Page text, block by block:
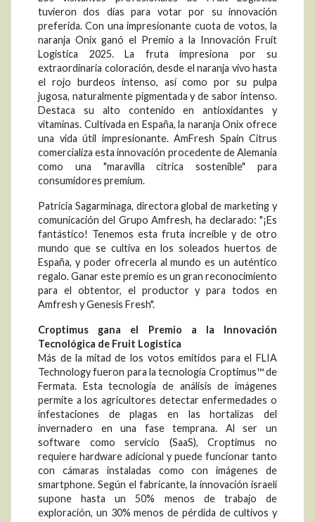
tuvieron dos días para votar por su innovación
preferida. Con una impresionante cuota de votos, la
naranja Onix ganó el Premio a la Innovación Fruit
Logistica 2025. La fruta impresiona por su
extraordinaria coloración, desde el naranja vivo hasta
el rojo burdeos intenso, así como por su pulpa
jugosa, naturalmente pigmentada y de sabor intenso.
Destaca su alto contenido en antioxidantes y
vitaminas. Cultivada en España, la naranja Onix ofrece
una vida útil impresionante. AmFresh Spain Citrus
comercializa esta innovación procedente de Alemania
como una "maravilla cítrica sostenible" para
consumidores premium.
Patricia Sagarminaga, directora global de marketing y
comunicación del Grupo Amfresh, ha declarado: "¡Es
fantástico! Tenemos esta fruta increíble y de otro
mundo que se cultiva en los soleados huertos de
España, y poder ofrecerla al mundo es un auténtico
regalo. Ganar este premio es un gran reconocimiento
para el obtentor, el productor y para todos en
Amfresh y Genesis Fresh".
Croptimus gana el Premio a la Innovación
Tecnológica de Fruit Logistica
Más de la mitad de los votos emitidos para el FLIA
Technology fueron para la tecnología Croptimus™ de
Fermata. Esta tecnología de análisis de imágenes
permite a los agricultores detectar enfermedades o
infestaciones de plagas en las hortalizas del
invernadero en una fase temprana. Al ser un
software como servicio (SaaS), Croptimus no
requiere hardware adicional y puede funcionar tanto
con cámaras instaladas como con imágenes de
smartphone. Según el fabricante, la innovación israelí
supone hasta un 50% menos de trabajo de
exploración, un 30% menos de pérdida de cultivos y